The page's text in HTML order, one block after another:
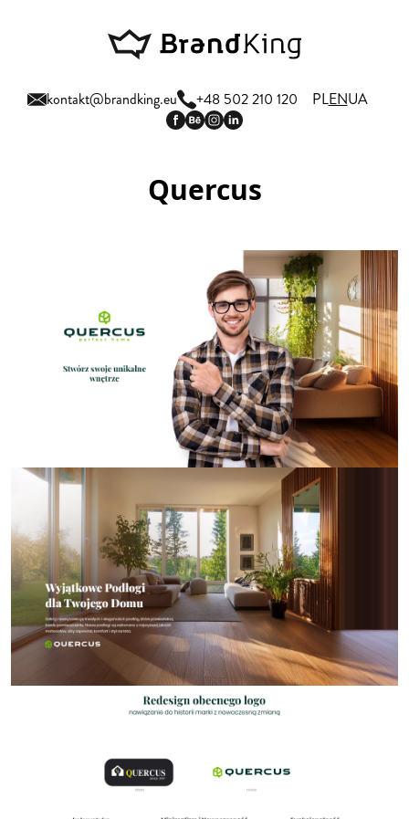
kontakt@brandking.eu +48 502 210 120 PLENUA
Quercus